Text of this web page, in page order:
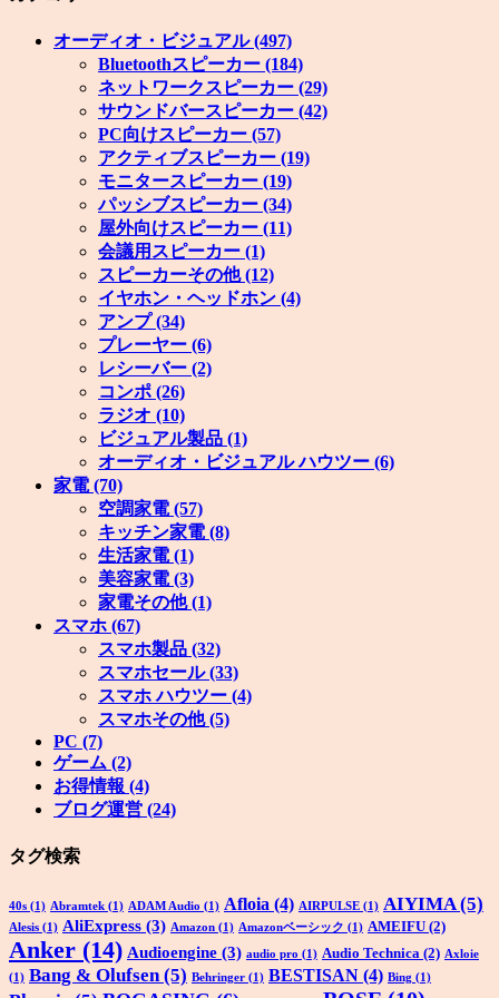
オーディオ・ビジュアル(497)
Bluetoothスピーカー (184)
ネットワークスピーカー (29)
サウンドバースピーカー (42)
PC向けスピーカー (57)
アクティブスピーカー (19)
モニタースピーカー (19)
パッシブスピーカー (34)
屋外向けスピーカー (11)
会議用スピーカー (1)
スピーカーその他(12)
イヤホン・ヘッドホン (4)
アンプ(34)
プレーヤー (6)
レシーバー (2)
コンポ (26)
ラジオ (10)
ビジュアル製品 (1)
オーディオ・ビジュアル ハウツー (6)
家電(70)
空調家電(57)
キッチン家電(8)
生活家電(1)
美容家電(3)
家電その他(1)
スマホ (67)
スマホ製品 (32)
スマホセール(33)
スマホ ハウツー (4)
スマホその他(5)
PC (7)
ゲーム (2)
お得情報 (4)
ブログ運営 (24)
タグ検索
40s (1) Abramtek (1) ADAM Audio (1) Afloia (4) AIRPULSE (1) AIYIMA (5)
Alesis (1) AliExpress (3) Amazon (1) Amazonベーシック (1) AMEIFU (2)
Anker (14) Audioengine (3) audio pro (1) Audio Technica (2) Axloie
(1) Bang & Olufsen (5) Behringer (1) BESTISAN (4) Bing (1)